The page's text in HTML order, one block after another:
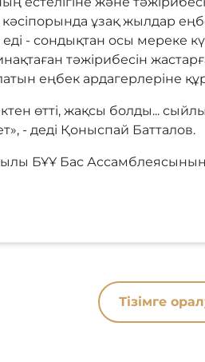
кәсіпорында ұзақ жылдар
- сондықтан осы мереке
тәжірибесін
еңбек ардагерлеріне
жақсы болды...
- деді Қоныспай Батталов.
БҰҰ Бас
Тізімге